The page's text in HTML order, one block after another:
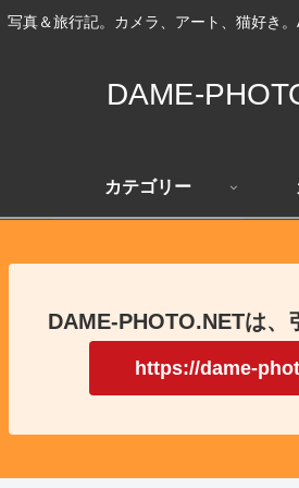
写真＆旅行記。カメラ、アート、猫好き。
DAME-
カテゴリー
DAME-PHOTO.NETは、
https://dame-